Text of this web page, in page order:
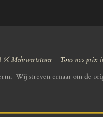
Mehrwertsteuer Tous nos prix
Wij streven ernaar om de